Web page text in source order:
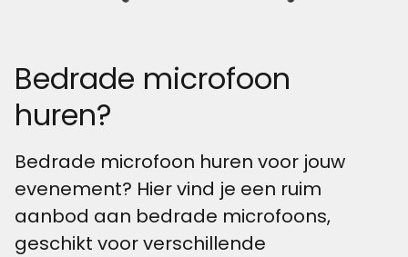
Bedrade microfoon
huren?
Bedrade microfoon huren voor jouw
evenement? Hier vind je een ruim
aanbod aan bedrade microfoons,
geschikt voor verschillende